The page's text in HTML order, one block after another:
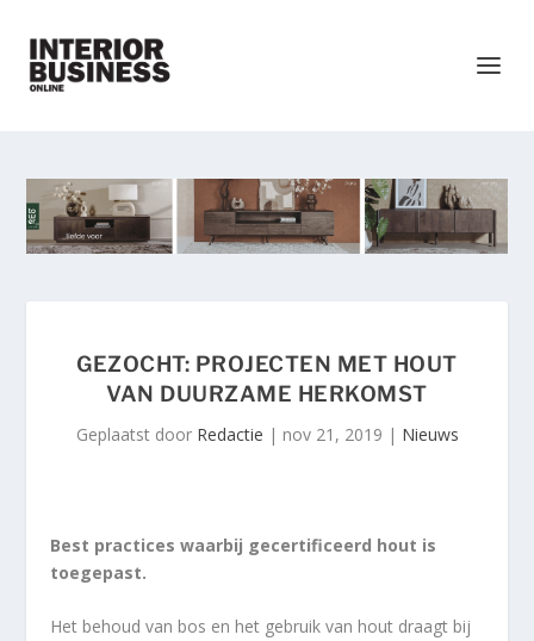
GEZOCHT: PROJECTEN MET HOUT
VAN DUURZAME HERKOMST
Geplaatst door Redactie | nov 21, 2019 | Nieuws
Best practices waarbij gecertificeerd hout is
toegepast.
Het behoud van bos en het gebruik van hout draagt bij